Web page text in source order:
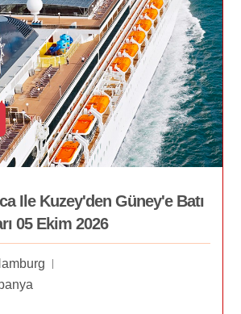
Ile Kuzey'den Güney'e Batı
05 Ekim 2026